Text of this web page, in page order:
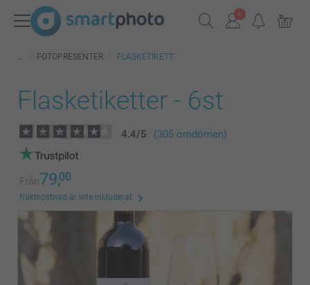
FOTOPRESENTER FLASKETIKETT
Flasketiketter - 6st
4.4/5 (305 omdömen)
Från79,00
fraktkostnad är inte inkluderat